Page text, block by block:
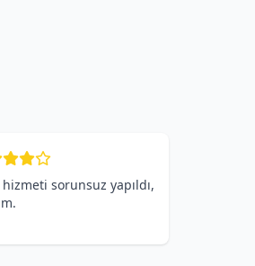
sorunsuz yapıldı,